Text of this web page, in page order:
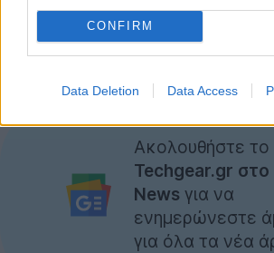
CONFIRM
Data Deletion Data Access
ενδιαφέρον τις εξελίξεις, αλλά για
μικρό καλάθι.
Ακολουθήστε το
Techgear.gr
News για να
ενημερώνεστε
για όλα τα νέα